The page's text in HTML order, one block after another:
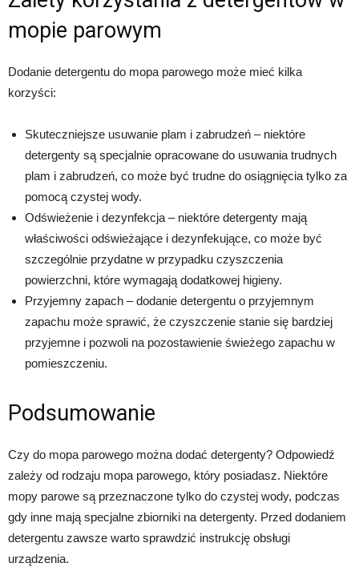
mopie parowym
Dodanie detergentu do mopa parowego może mieć kilka
korzyści:
Skuteczniejsze usuwanie plam i zabrudzeń – niektóre
detergenty są specjalnie opracowane do usuwania trudnych
plam i zabrudzeń, co może być trudne do osiągnięcia tylko za
pomocą czystej wody.
Odświeżenie i dezynfekcja – niektóre detergenty mają
właściwości odświeżające i dezynfekujące, co może być
szczególnie przydatne w przypadku czyszczenia
powierzchni, które wymagają dodatkowej higieny.
Przyjemny zapach – dodanie detergentu o przyjemnym
zapachu może sprawić, że czyszczenie stanie się bardziej
przyjemne i pozwoli na pozostawienie świeżego zapachu w
pomieszczeniu.
Podsumowanie
Czy do mopa parowego można dodać detergenty? Odpowiedź
zależy od rodzaju mopa parowego, który posiadasz. Niektóre
mopy parowe są przeznaczone tylko do czystej wody, podczas
gdy inne mają specjalne zbiorniki na detergenty. Przed dodaniem
detergentu zawsze warto sprawdzić instrukcję obsługi
urządzenia.